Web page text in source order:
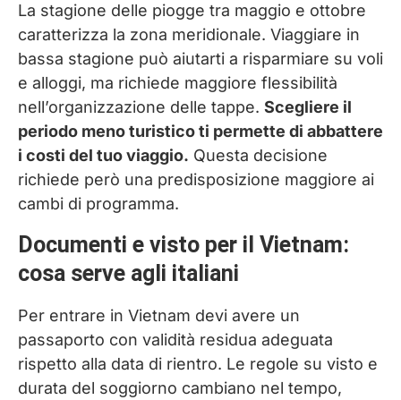
La stagione delle piogge tra maggio e ottobre
caratterizza la zona meridionale. Viaggiare in
bassa stagione può aiutarti a risparmiare su voli
e alloggi, ma richiede maggiore flessibilità
nell’organizzazione delle tappe. Scegliere il
periodo meno turistico ti permette di abbattere
i costi del tuo viaggio. Questa decisione
richiede però una predisposizione maggiore ai
cambi di programma.
Documenti e visto per il Vietnam:
cosa serve agli italiani
Per entrare in Vietnam devi avere un
passaporto con validità residua adeguata
rispetto alla data di rientro. Le regole su visto e
durata del soggiorno cambiano nel tempo,